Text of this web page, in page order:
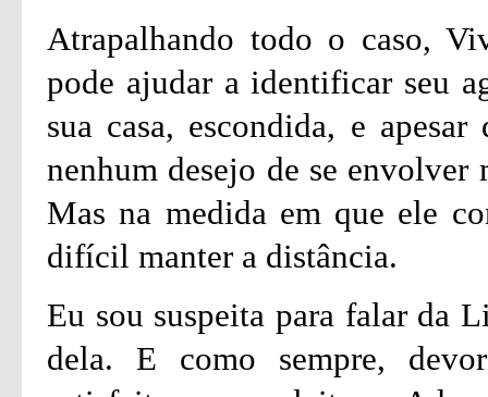
Atrapalhando todo o caso,
pode ajudar a identificar seu
sua casa, escondida, e
nenhum desejo de se envolver
Mas na medida em que ele
difícil manter a distância.
Eu sou suspeita para falar da
dela. E como sempre,